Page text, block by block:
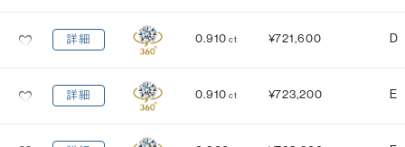
詳細 0.910 ct ¥721,600 D
詳細 0.910 ct ¥723,200 E